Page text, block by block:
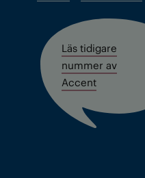
Läs tidigare
nummer av
Accent